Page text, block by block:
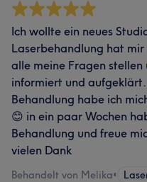
Ich wollte ein neues
Laserbehandlung hat
alle meine Fragen
informiert und
Behandlung habe ich
😊 in ein paar Wochen
Behandlung und freue
vielen Dank
Behandelt von Melika•